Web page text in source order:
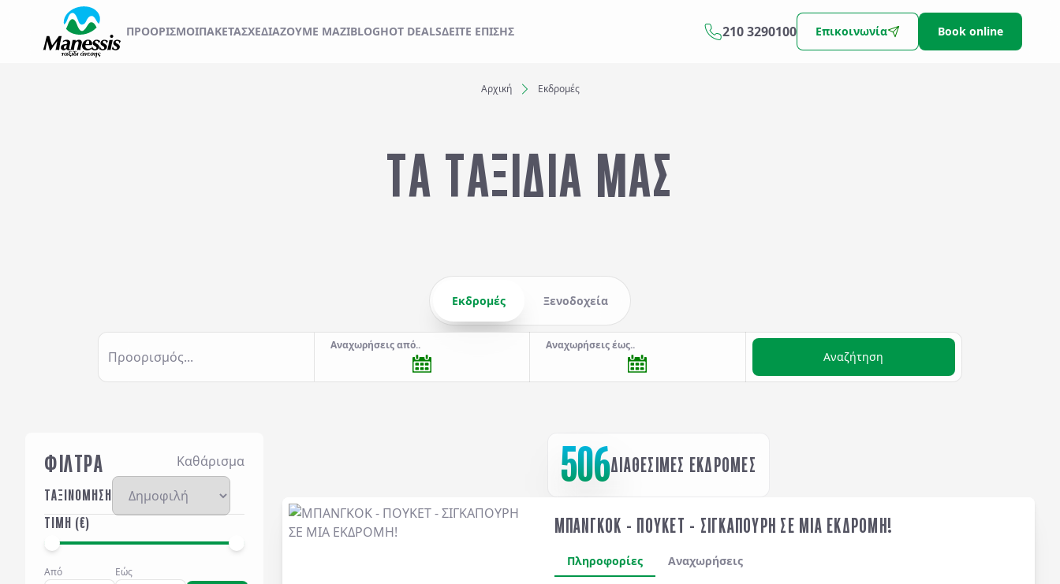
ΞΕΚΙΝΗΣΤΕ ΤΟ ΤΑΞΙΔΙ ΣΑΣ ΑΠΟ ΕΔΩ
Αναζήτηση
ΠΡΟΟΡΙΣΜΟΊΠΑΚΕΤΑΣΧΕΔΙΆΖΟΥΜΕ ΜΑΖΊBLOGHOT DEALSΔΕΊΤΕ ΕΠΊΣΗΣ 210 3290100 Επικοινωνία Book online
Αρχική Εκδρομές
ΤΑ ΤΑΞΙΔΙΑ ΜΑΣ
Εκδρομές Ξενοδοχεία
Προορισμός...
Αναχωρήσεις από.. Αναχωρήσεις έως..
Αναζήτηση
ΦΙΛΤΡΑ Καθάρισμα
ΤΑΞΙΝΟΜΗΣΗ
ΤΙΜΗ (€)
Από Εώς
506ΔΙΑΘΕΣΙΜΕΣ ΕΚΔΡΟΜΕΣ
ΜΠΑΝΓΚΟΚ - ΠΟΥΚΕΤ - ΣΙΓΚΑΠΟΥΡΗ ΣΕ ΜΙΑ ΕΚΔΡΟΜΗ!
Πληροφορίες Αναχωρήσεις